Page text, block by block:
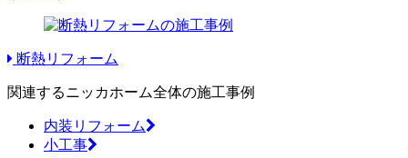
断熱リフォーム
関連するニッカホーム全体の施工事例
内装リフォーム
小工事